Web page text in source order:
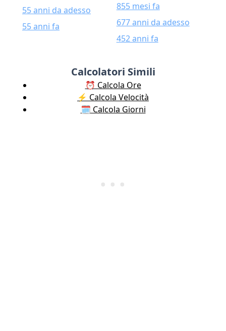
55 anni da adesso
55 anni fa
855 mesi fa
677 anni da adesso
452 anni fa
Calcolatori Simili
⏰ Calcola Ore
⚡️ Calcola Velocità
🗓️ Calcola Giorni